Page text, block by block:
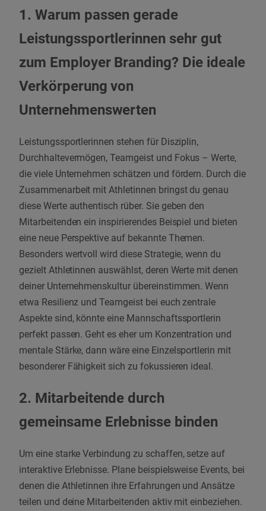
1. Warum passen gerade
Leistungssportlerinnen sehr gut
zum Employer Branding? Die ideale
Verkörperung von
Unternehmenswerten
Leistungssportlerinnen stehen für Disziplin,
Durchhaltevermögen, Teamgeist und Fokus – Werte,
die viele Unternehmen schätzen und fördern. Durch die
Zusammenarbeit mit Athletinnen bringst du genau
diese Werte authentisch rüber. Sie geben den
Mitarbeitenden ein inspirierendes Beispiel und bieten
eine neue Perspektive auf bekannte Themen.
Besonders wertvoll wird diese Strategie, wenn du
gezielt Athletinnen auswählst, deren Werte mit denen
deiner Unternehmenskultur übereinstimmen. Wenn
etwa Resilienz und Teamgeist bei euch zentrale
Aspekte sind, könnte eine Mannschaftssportlerin
perfekt passen. Geht es eher um Konzentration und
mentale Stärke, dann wäre eine Einzelsportlerin mit
besonderer Fähigkeit sich zu fokussieren ideal.
2. Mitarbeitende durch
gemeinsame Erlebnisse binden
Um eine starke Verbindung zu schaffen, setze auf
interaktive Erlebnisse. Plane beispielsweise Events, bei
denen die Athletinnen ihre Erfahrungen und Ansätze
teilen und deine Mitarbeitenden aktiv mit einbeziehen.